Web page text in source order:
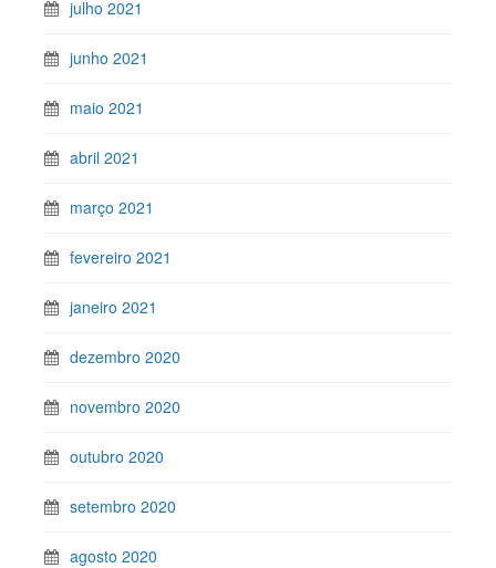
julho 2021
junho 2021
maio 2021
abril 2021
março 2021
fevereiro 2021
janeiro 2021
dezembro 2020
novembro 2020
outubro 2020
setembro 2020
agosto 2020